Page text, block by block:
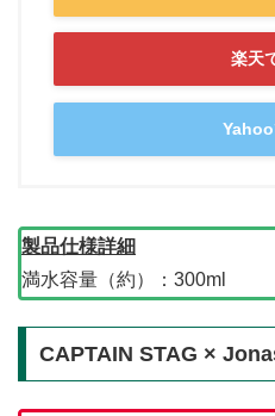
楽天
製品仕様詳細
満水容量（約）：300ml
CAPTAIN STAG ×